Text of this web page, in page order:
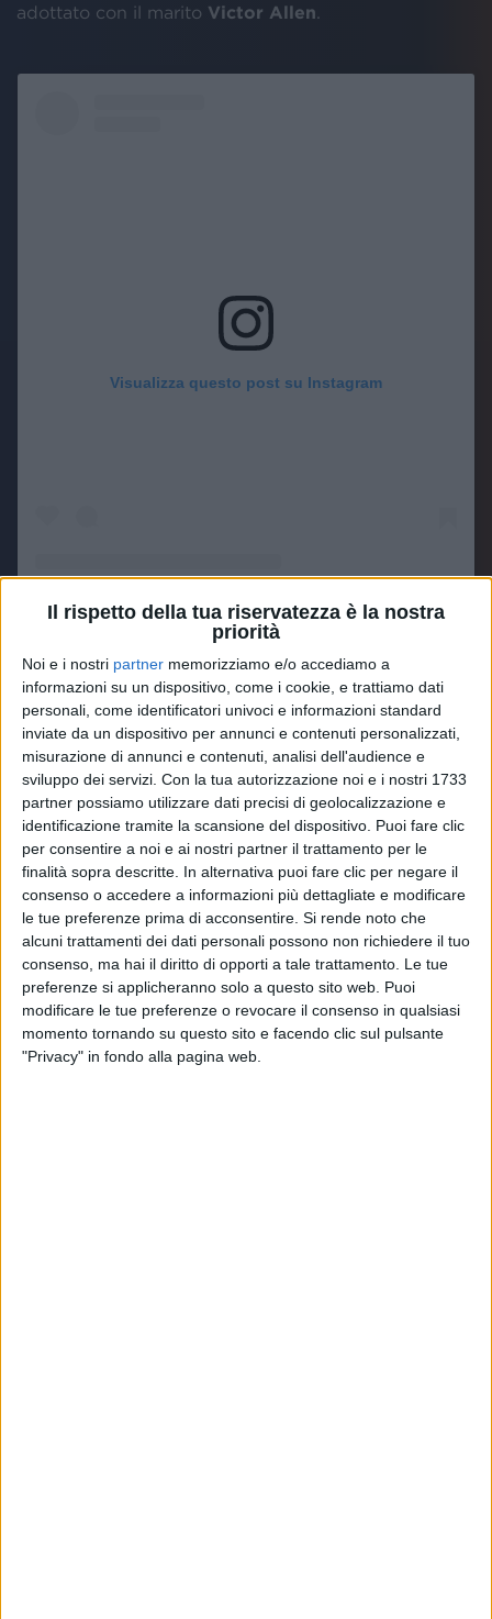
Il rispetto della tua riservatezza è la nostra
priorità
Noi e i nostri partner memorizziamo e/o accediamo a
informazioni su un dispositivo, come i cookie, e trattiamo dati
personali, come identificatori univoci e informazioni standard
inviate da un dispositivo per annunci e contenuti personalizzati,
misurazione di annunci e contenuti, analisi dell'audience e
sviluppo dei servizi. Con la tua autorizzazione noi e i nostri 1733
partner possiamo utilizzare dati precisi di geolocalizzazione e
identificazione tramite la scansione del dispositivo. Puoi fare clic
per consentire a noi e ai nostri partner il trattamento per le
finalità sopra descritte. In alternativa puoi fare clic per negare il
consenso o accedere a informazioni più dettagliate e modificare
le tue preferenze prima di acconsentire. Si rende noto che
alcuni trattamenti dei dati personali possono non richiedere il tuo
consenso, ma hai il diritto di opporti a tale trattamento. Le tue
preferenze si applicheranno solo a questo sito web. Puoi
modificare le tue preferenze o revocare il consenso in qualsiasi
momento tornando su questo sito e facendo clic sul pulsante
"Privacy" in fondo alla pagina web.
adottato con il marito Victor Allen
Visualizza questo post su Instagram
Un post condiviso da Tiziano Ferro (@tizianoferro)
Oggi (venerdì 27 agosto), il cantante lo ha ricordato
in unmessaggio toccante, pubblicato sempre sui
social, in cui lo ringrazia per quei quattro mesi
passati insieme. "Caro Beau, forse non ho mai
veramente accettato la tua dipartita dopo soli
quattro mesi insieme. Cosa avrei dato per incontrarti
prima di tanti anni in canile!",ha scritto."Però voglio
dirti grazie, sai? Per gli insegnamenti, la fede e la
pazienza. E per l’amore incondizionato, vero e puro
anche se avevi ancora addosso le ferite e il dolore
dell’abbandono", ha continuato.